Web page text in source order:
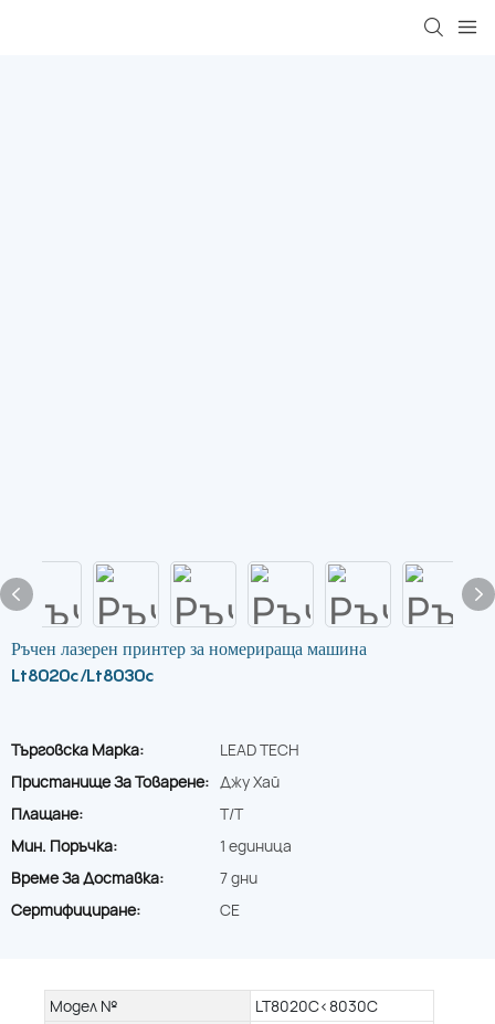
Ръчен лазерен принтер за номерираща машина
Lt8020c/Lt8030c
Търговска Марка:
LEAD TECH
Пристанище За Товарене: Джу Хай
Плащане:
T/T
Мин. Поръчка:
1 единица
Време За Доставка:
7 дни
Сертифициране:
CE
Модел №
LT8020C<8030C